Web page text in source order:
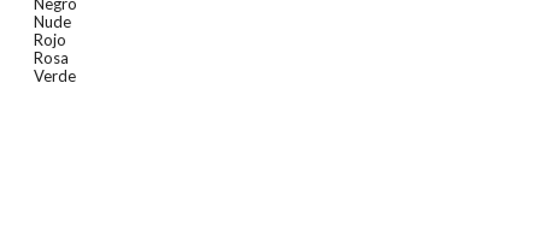
Nude
Rojo
Rosa
Verde